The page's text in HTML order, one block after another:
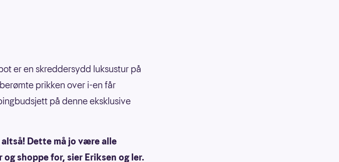
er en skreddersydd luksustur på
prikken over i-en får
på denne eksklusive
Dette må jo være alle
og shoppe for, sier Eriksen og ler.